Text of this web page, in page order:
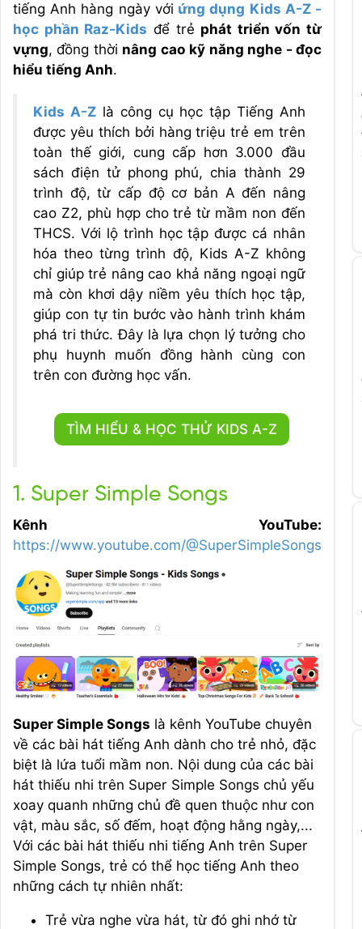
tiếng Anh hàng ngày với ứng dụng Kids A-Z -
học phần Raz-Kids để trẻ phát triển vốn từ
vựng, đồng thời nâng cao kỹ năng nghe - đọc
hiểu tiếng Anh.
Kids A-Zlà công cụ học tập Tiếng Anh
được yêu thích bởi hàng triệu trẻ em trên
toàn thế giới, cung cấp hơn 3.000 đầu
sách điện tử phong phú, chia thành 29
trình độ, từ cấp độ cơ bản A đến nâng
cao Z2, phù hợp cho trẻ từ mầm non đến
THCS. Với lộ trình học tập được cá nhân
hóa theo từng trình độ, Kids A-Z không
chỉ giúp trẻ nâng cao khả năng ngoại ngữ
mà còn khơi dậy niềm yêu thích học tập,
giúp con tự tin bước vào hành trình khám
phá tri thức. Đây là lựa chọn lý tưởng cho
phụ huynh muốn đồng hành cùng con
trên con đường học vấn.
TÌM HIỂU & HỌC THỬ KIDS A-Z
1. Super Simple Songs
Kênh YouTube:
https://www.youtube.com/@SuperSimpleSongs
Super Simple Songs là kênh YouTube chuyên
về các bài hát tiếng Anh dành cho trẻ nhỏ, đặc
biệt là lứa tuổi mầm non. Nội dung của các bài
hát thiếu nhi trên Super Simple Songs chủ yếu
xoay quanh những chủ đề quen thuộc như con
vật, màu sắc, số đếm, hoạt động hằng ngày,...
Với các bài hát thiếu nhi tiếng Anh trên Super
Simple Songs, trẻ có thể học tiếng Anh theo
những cách tự nhiên nhất:
Trẻ vừa nghe vừa hát, từ đó ghi nhớ từ